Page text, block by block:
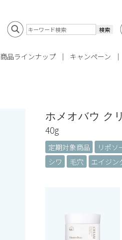
商品ラインナップ キャンペーン
ホメオバウ ク
40g
定期対象商品 リポソ
シワ
毛穴 エイジン